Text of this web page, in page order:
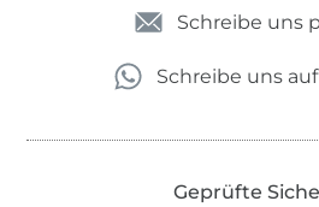
Schreibe uns
Schreibe uns
Geprüfte